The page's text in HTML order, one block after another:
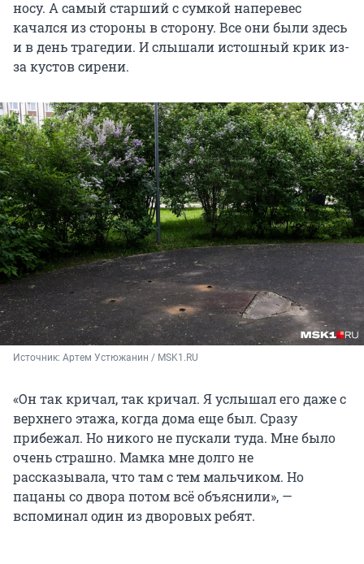
носу. А самый старший с сумкой наперевес
качался из стороны в сторону. Все они были здесь
и в день трагедии. И слышали истошный крик из-
за кустов сирени.
Источник: Артем Устюжанин / MSK1.RU
«Он так кричал, так кричал. Я услышал его даже с
верхнего этажа, когда дома еще был. Сразу
прибежал. Но никого не пускали туда. Мне было
очень страшно. Мамка мне долго не
рассказывала, что там с тем мальчиком. Но
пацаны со двора потом всё объяснили», —
вспоминал один из дворовых ребят.